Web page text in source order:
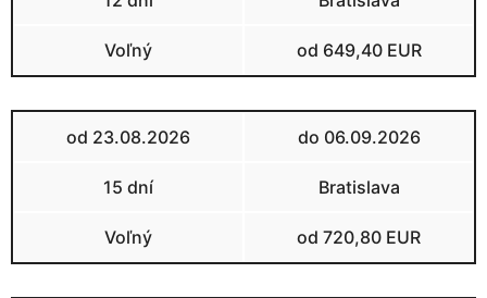
Voľný od 649,40 EUR
od 23.08.2026 do 06.09.2026
15 dní Bratislava
Voľný od 720,80 EUR